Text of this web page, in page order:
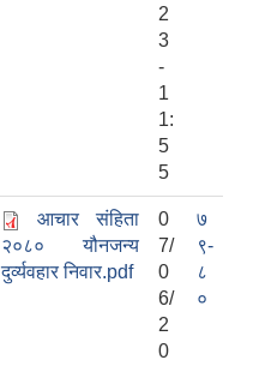
2
3
-
1
1:
5
5
आचार संहिता
२०८० यौनजन्य
दुर्व्यवहार निवार.pdf
0
7/
0
6/
2
0
७
९-
८
०